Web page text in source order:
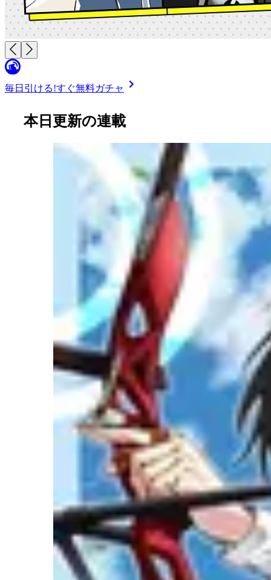
毎日引ける!すぐ無料ガチャ
本日更新の連載